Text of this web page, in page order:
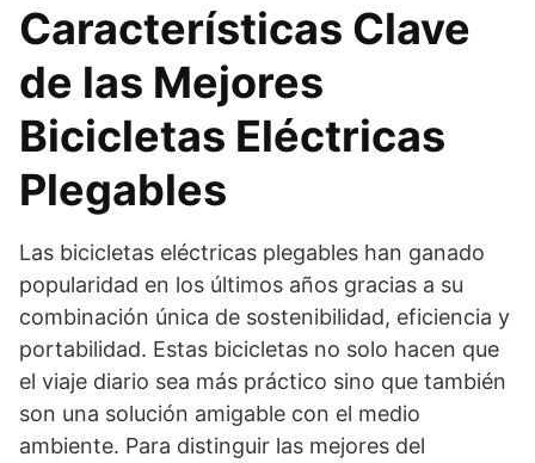
Características Clave
de las Mejores
Bicicletas Eléctricas
Plegables
Las bicicletas eléctricas plegables han ganado
popularidad en los últimos años gracias a su
combinación única de sostenibilidad, eficiencia y
portabilidad. Estas bicicletas no solo hacen que
el viaje diario sea más práctico sino que también
son una solución amigable con el medio
ambiente. Para distinguir las mejores del